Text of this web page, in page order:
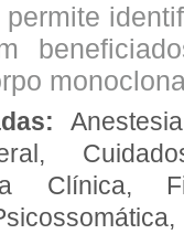
Clínica,